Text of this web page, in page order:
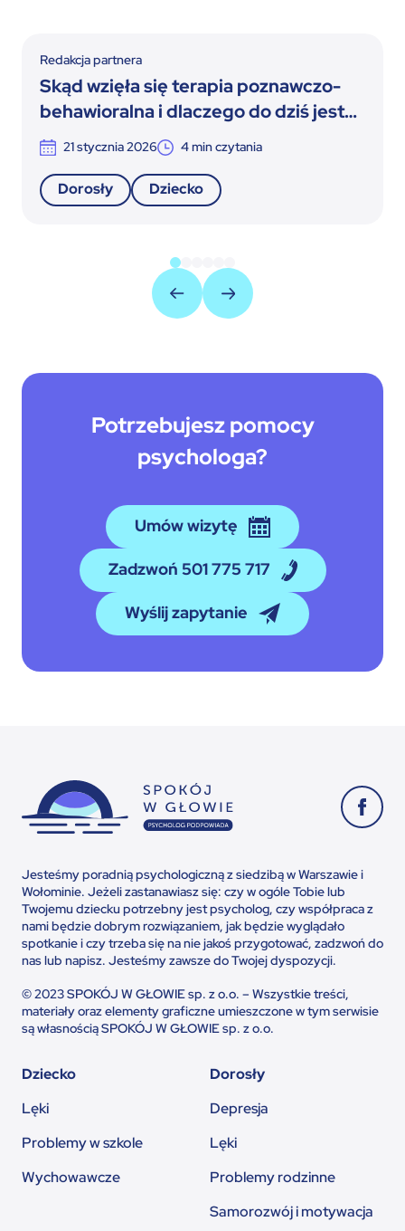
Redakcja partnera
Skąd wzięła się terapia poznawczo-
behawioralna i dlaczego do dziś jest
rozwijana
21 stycznia 2026 4min czytania
Dorosły Dziecko
Potrzebujesz pomocy
psychologa?
Umów wizytę
Zadzwoń 501 775 717
Wyślij zapytanie
Jesteśmy poradnią psychologiczną z siedzibą w Warszawie i
Wołominie. Jeżeli zastanawiasz się: czy w ogóle Tobie lub
Twojemu dziecku potrzebny jest psycholog, czy współpraca z
nami będzie dobrym rozwiązaniem, jak będzie wyglądało
spotkanie i czy trzeba się na nie jakoś przygotować, zadzwoń do
nas lub napisz. Jesteśmy zawsze do Twojej dyspozycji.
© 2023 SPOKÓJ W GŁOWIE sp. z o.o. – Wszystkie treści,
materiały oraz elementy graficzne umieszczone w tym serwisie
są własnością SPOKÓJ W GŁOWIE sp. z o.o.
Dziecko
Lęki
Problemy w szkole
Wychowawcze
Dorosły
Depresja
Lęki
Problemy rodzinne
Samorozwój i motywacja